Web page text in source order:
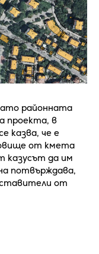
районната
проекта, в
казва, че е
от кмета
казусът да им
потвърждава,
от